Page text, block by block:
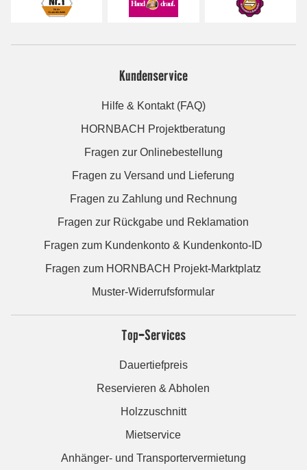
Kundenservice
Hilfe & Kontakt (FAQ)
HORNBACH Projektberatung
Fragen zur Onlinebestellung
Fragen zu Versand und Lieferung
Fragen zu Zahlung und Rechnung
Fragen zur Rückgabe und Reklamation
Fragen zum Kundenkonto & Kundenkonto-ID
Fragen zum HORNBACH Projekt-Marktplatz
Muster-Widerrufsformular
Top-Services
Dauertiefpreis
Reservieren & Abholen
Holzzuschnitt
Mietservice
Anhänger- und Transportervermietung